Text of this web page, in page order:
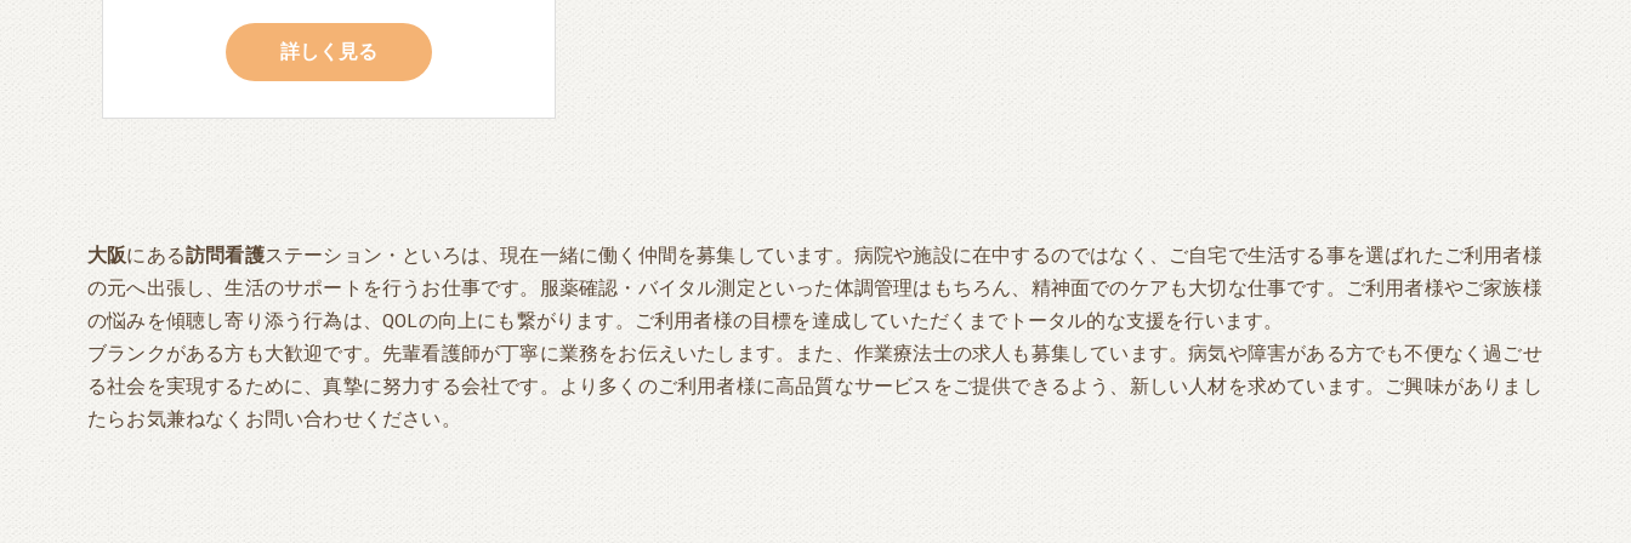
詳しく見る
大阪にある訪問看護ステーション・といろは、現在一緒に働く仲間を募集しています。病院や施設に在中するのではなく、ご自宅で生活する事を選ばれたご利用者様
の元へ出張し、生活のサポートを行うお仕事です。服薬確認・バイタル測定といった体調管理はもちろん、精神面でのケアも大切な仕事です。ご利用者様やご家族様
の悩みを傾聴し寄り添う行為は、QOLの向上にも繋がります。ご利用者様の目標を達成していただくまでトータル的な支援を行います。
ブランクがある方も大歓迎です。先輩看護師が丁寧に業務をお伝えいたします。また、作業療法士の求人も募集しています。病気や障害がある方でも不便なく過ごせ
る社会を実現するために、真摯に努力する会社です。より多くのご利用者様に高品質なサービスをご提供できるよう、新しい人材を求めています。ご興味がありまし
たらお気兼ねなくお問い合わせください。